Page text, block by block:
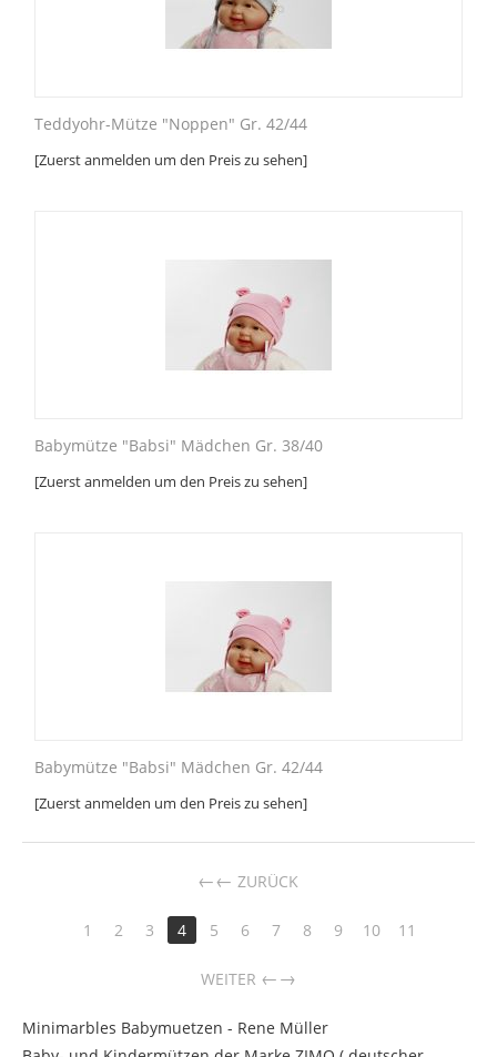
Teddyohr-Mütze "Noppen" Gr. 42/44
[Zuerst anmelden um den Preis zu sehen]
Babymütze "Babsi" Mädchen Gr. 38/40
[Zuerst anmelden um den Preis zu sehen]
Babymütze "Babsi" Mädchen Gr. 42/44
[Zuerst anmelden um den Preis zu sehen]
← ZURÜCK
1 2 3 4 5 6 7 8 9 10 11
WEITER →
Minimarbles Babymuetzen - Rene Müller